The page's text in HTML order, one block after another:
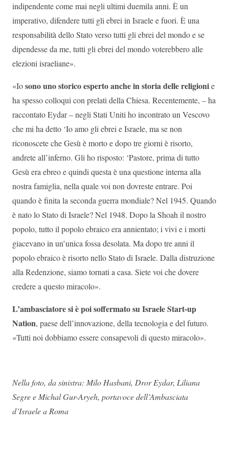
indipendente come mai negli ultimi duemila anni. È un
imperativo, difendere tutti gli ebrei in Israele e fuori. È una
responsabilità dello Stato verso tutti gli ebrei del mondo e se
dipendesse da me, tutti gli ebrei del mondo voterebbero alle
elezioni israeliane».
«Iosono uno storico esperto anche in storia delle religionie
ha spesso colloqui con prelati della Chiesa. Recentemente, – ha
raccontato Eydar – negli Stati Uniti ho incontrato un Vescovo
che mi ha detto ‘Io amo gli ebrei e Israele, ma se non
riconoscete che Gesù è morto e dopo tre giorni è risorto,
andrete all’inferno. Gli ho risposto: ‘Pastore, prima di tutto
Gesù era ebreo e quindi questa è una questione interna alla
nostra famiglia, nella quale voi non dovreste entrare. Poi
quando è finita la seconda guerra mondiale? Nel 1945. Quando
è nato lo Stato di Israele? Nel 1948. Dopo la Shoah il nostro
popolo, tutto il popolo ebraico era annientato; i vivi e i morti
giacevano in un’unica fossa desolata. Ma dopo tre anni il
popolo ebraico è risorto nello Stato di Israele. Dalla distruzione
alla Redenzione, siamo tornati a casa. Siete voi che dovere
credere a questo miracolo».
L’ambasciatore si è poi soffermato su Israele Start-up
Nation, paese dell’innovazione, della tecnologia e del futuro.
«Tutti noi dobbiamo essere consapevoli di questo miracolo».
Nella foto, da sinistra: Milo Hasbani, Dror Eydar, Liliana
Segre e Michal Gur-Aryeh, portavoce dell’Ambasciata
d’Israele a Roma